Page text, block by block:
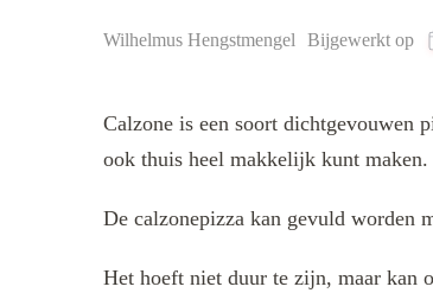
Wilhelmus Hengstmengel Bijgewerkt op
Calzone is een soort dichtgevouwen
ook thuis heel makkelijk kunt maken.
De calzonepizza kan gevuld worden
Het hoeft niet duur te zijn, maar kan